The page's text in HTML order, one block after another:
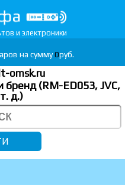
и электроники
на сумму0руб.
omsk.ru
(RM-ED053, JVC,
д.)